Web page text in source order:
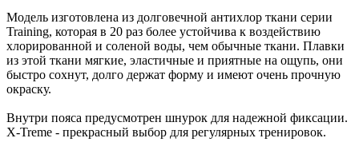
Модель изготовлена из долговечной антихлор ткани серии
Training, которая в 20 раз более устойчива к воздействию
хлорированной и соленой воды, чем обычные ткани. Плавки
из этой ткани мягкие, эластичные и приятные на ощупь, они
быстро сохнут, долго держат форму и имеют очень прочную
окраску.
Внутри пояса предусмотрен шнурок для надежной фиксации.
X-Treme - прекрасный выбор для регулярных тренировок.